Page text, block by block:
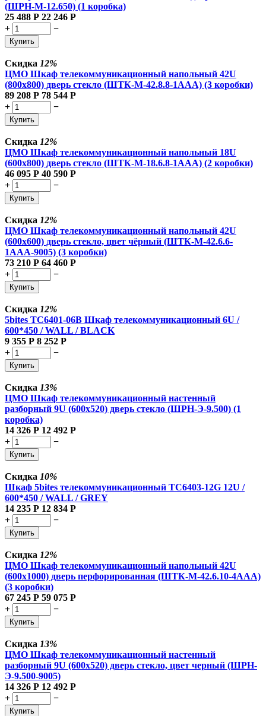
(ШРН-М-12.650) (1 коробка)
25 488 Р 22 246 Р
+
−
Купить
Скидка 12%
ЦМО Шкаф телекоммуникационный напольный 42U
(800x800) дверь стекло (ШТК-М-42.8.8-1ААА) (3 коробки)
89 208 Р 78 544 Р
+
−
Купить
Скидка 12%
ЦМО Шкаф телекоммуникационный напольный 18U
(600x800) дверь стекло (ШТК-М-18.6.8-1AAA) (2 коробки)
46 095 Р 40 590 Р
+
−
Купить
Скидка 12%
ЦМО Шкаф телекоммуникационный напольный 42U
(600x600) дверь стекло, цвет чёрный (ШТК-М-42.6.6-
1ААА-9005) (3 коробки)
73 210 Р 64 460 Р
+
−
Купить
Скидка 12%
5bites TC6401-06B Шкаф телекоммуникационный 6U /
600*450 / WALL / BLACK
9 355 Р 8 252 Р
+
−
Купить
Скидка 13%
ЦМО Шкаф телекоммуникационный настенный
разборный 9U (600х520) дверь стекло (ШРН-Э-9.500) (1
коробка)
14 326 Р 12 492 Р
+
−
Купить
Скидка 10%
Шкаф 5bites телекоммуникационный TC6403-12G 12U /
600*450 / WALL / GREY
14 235 Р 12 834 Р
+
−
Купить
Скидка 12%
ЦМО Шкаф телекоммуникационный напольный 42U
(600x1000) дверь перфорированная (ШТК-М-42.6.10-4ААА)
(3 коробки)
67 245 Р 59 075 Р
+
−
Купить
Скидка 13%
ЦМО Шкаф телекоммуникационный настенный
разборный 9U (600х520) дверь стекло, цвет черный (ШРН-
Э-9.500-9005)
14 326 Р 12 492 Р
+
−
Купить